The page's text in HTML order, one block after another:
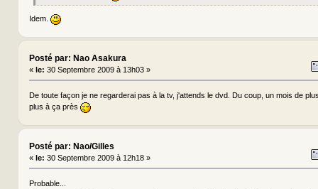
Idem.
Posté par: Nao Asakura
« le: 30 Septembre 2009 à 13h03 »
De toute façon je ne regarderai pas à la tv, j'attends le dvd. Du coup, un mois de
plus à ça près
Posté par: Nao/Gilles
« le: 30 Septembre 2009 à 12h18 »
Probable...